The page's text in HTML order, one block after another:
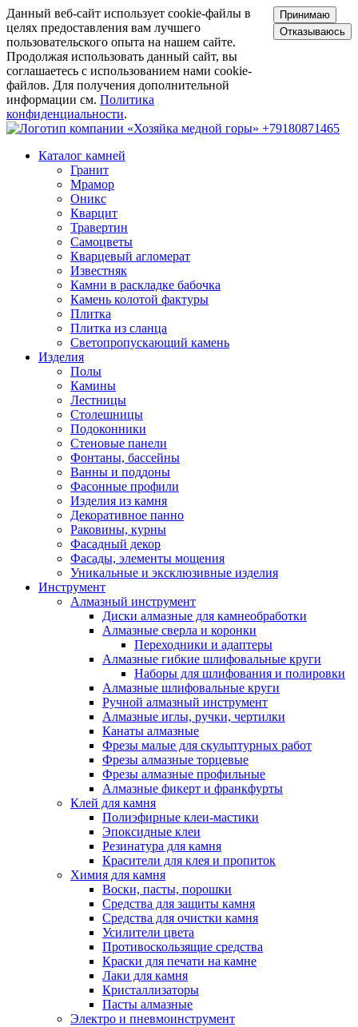
Данный веб-сайт использует cookie-файлы в
целях предоставления вам лучшего
пользовательского опыта на нашем сайте.
Продолжая использовать данный сайт, вы
соглашаетесь с использованием нами cookie-
файлов. Для получения дополнительной
информации см. Политика
конфиденциальности.
Принимаю
Отказываюсь
+79180871465
Каталог камней
Гранит
Мрамор
Оникс
Кварцит
Травертин
Самоцветы
Кварцевый агломерат
Известняк
Камни в раскладке бабочка
Камень колотой фактуры
Плитка
Плитка из сланца
Светопропускающий камень
Изделия
Полы
Камины
Лестницы
Столешницы
Подоконники
Стеновые панели
Фонтаны, бассейны
Ванны и поддоны
Фасонные профили
Изделия из камня
Декоративное панно
Раковины, курны
Фасадный декор
Фасады, элементы мощения
Уникальные и эксклюзивные изделия
Инструмент
Алмазный инструмент
Диски алмазные для камнеобработки
Алмазные сверла и коронки
Переходники и адаптеры
Алмазные гибкие шлифовальные круги
Наборы для шлифования и полировки
Алмазные шлифовальные круги
Ручной алмазный инструмент
Алмазные иглы, ручки, чертилки
Канаты алмазные
Фрезы малые для скульптурных работ
Фрезы алмазные торцевые
Фрезы алмазные профильные
Алмазные фикерт и франкфурты
Клей для камня
Полиэфирные клеи-мастики
Эпоксидные клеи
Резинатура для камня
Красители для клея и пропиток
Химия для камня
Воски, пасты, порошки
Средства для защиты камня
Средства для очистки камня
Усилители цвета
Противоскользящие средства
Краски для печати на камне
Лаки для камня
Кристаллизаторы
Пасты алмазные
Электро и пневмоинструмент